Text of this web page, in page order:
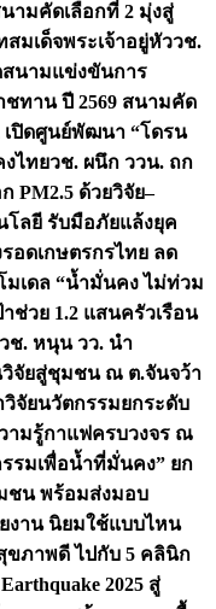
ามคัดเลือกที่ 2 มุ่งสู่
มเด็จพระเจ้าอยู่หัววช.
สนามแข่งขันการ
ทาน ปี 2569 สนามคัด
ปิดศูนย์พัฒนา “โดรน
ไทยวช. ผนึก ววน. ถก
PM2.5 ด้วยวิจัย–
โลยี รับมือภัยแล้งยุค
อดเกษตรกรไทย ลด
มเดล “น้ำมั่นคง ไม่ท่วม
ช่วย 1.2 แสนครัวเรือน
วช. หนุน วว. นำ
จัยสู่ชุมชน ณ ต.จันจว้า
จัยนวัตกรรมยกระดับ
ามรู้กาแฟครบวงจร ณ
รมเพื่อน้ำที่มั่นคง” ยก
ชน พร้อมส่งมอบ
งาน นิยมใช้แบบไหน
ขภาพดี ไปกับ 5 คลินิก
2025 สู่